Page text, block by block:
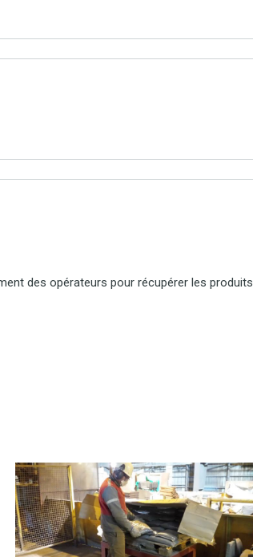
des opérateurs pour récupérer les produits